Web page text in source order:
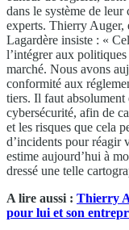
dans le système de
experts. Thierry Auger,
Lagardère insiste : «
l’intégrer aux
marché. Nous avons
conformité aux
tiers. Il faut
cybersécurité, afin de
et les risques que cela
d’incidents pour réagir
estime aujourd’hui à
dressé une telle
A lire aussi : Thierry
pour lui et son